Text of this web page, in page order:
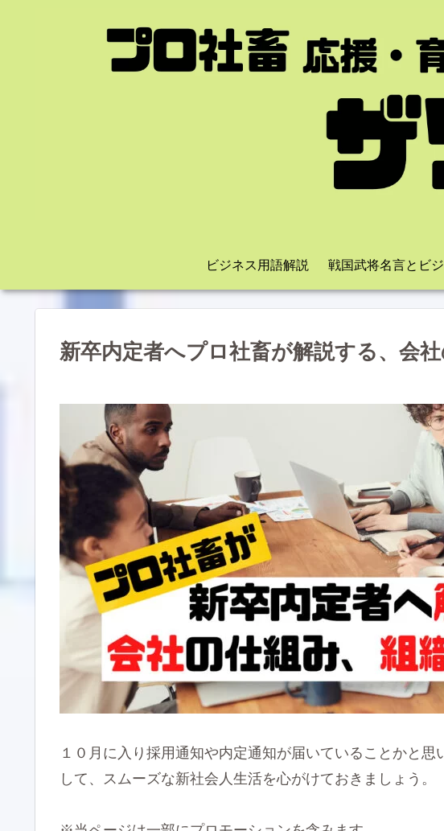
ビジネス用語解説 戦国武将名言とビ
新卒内定者へプロ社畜が解説する、会
１０月に入り採用通知や内定通知が届いていることかと
して、スムーズな新社会人生活を心がけておきましょう。